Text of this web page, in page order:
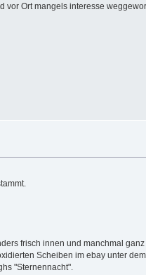
vor Ort mangels interesse
frisch innen und manchmal
Scheiben im ebay unter
"Sternennacht".